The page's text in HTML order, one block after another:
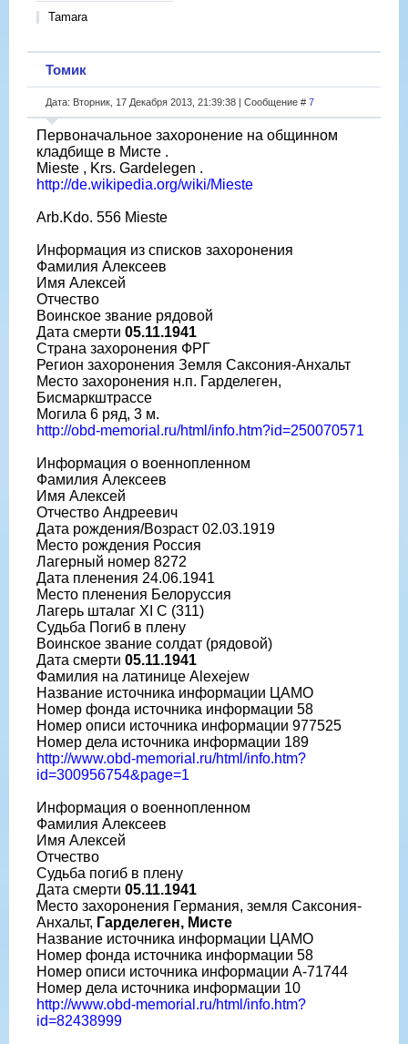
Tamara
Томик
Дата: Вторник, 17 Декабря 2013, 21:39:38 | Сообщение # 7
Первоначальное захоронение на общинном
кладбище в Мисте .
Mieste , Krs. Gardelegen .
http://de.wikipedia.org/wiki/Mieste
Arb.Kdo. 556 Mieste
Информация из списков захоронения
Фамилия Алексеев
Имя Алексей
Отчество
Воинское звание рядовой
Дата смерти 05.11.1941
Страна захоронения ФРГ
Регион захоронения Земля Саксония-Анхальт
Место захоронения н.п. Гарделеген,
Бисмаркштрассе
Могила 6 ряд, 3 м.
http://obd-memorial.ru/html/info.htm?id=250070571
Информация о военнопленном
Фамилия Алексеев
Имя Алексей
Отчество Андреевич
Дата рождения/Возраст 02.03.1919
Место рождения Россия
Лагерный номер 8272
Дата пленения 24.06.1941
Место пленения Белоруссия
Лагерь шталаг XI C (311)
Судьба Погиб в плену
Воинское звание солдат (рядовой)
Дата смерти 05.11.1941
Фамилия на латинице Alexejew
Название источника информации ЦАМО
Номер фонда источника информации 58
Номер описи источника информации 977525
Номер дела источника информации 189
http://www.obd-memorial.ru/html/info.htm?
id=300956754&page=1
Информация о военнопленном
Фамилия Алексеев
Имя Алексей
Отчество
Судьба погиб в плену
Дата смерти 05.11.1941
Место захоронения Германия, земля Саксония-
Анхальт, Гарделеген, Мисте
Название источника информации ЦАМО
Номер фонда источника информации 58
Номер описи источника информации A-71744
Номер дела источника информации 10
http://www.obd-memorial.ru/html/info.htm?
id=82438999